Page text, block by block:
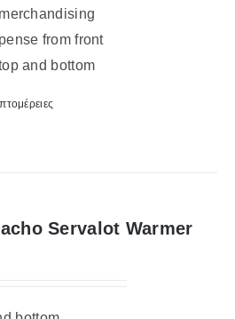
from front
and bottom
Servalot Warmer